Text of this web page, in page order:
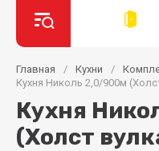
Главная / Кухни /
Кухня Николь 2,0/900м
Кухня
(Холст